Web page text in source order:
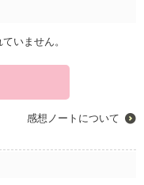
いません。
感想ノートについて